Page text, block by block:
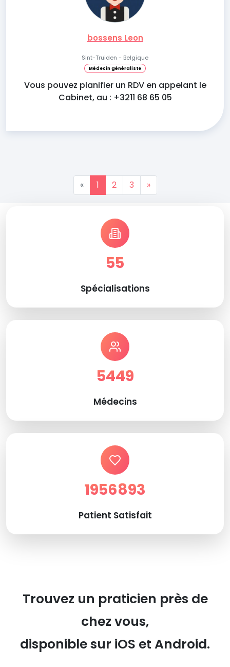
bossens Leon
Sint-Truiden - Belgique
Médecin généraliste
Vous pouvez planifier un RDV en appelant le
Cabinet, au : +3211 68 65 05
« 1 2 3 »
55
Spécialisations
5449
Médecins
1956893
Patient Satisfait
Trouvez un praticien près de
chez vous,
disponible sur iOS et Android.